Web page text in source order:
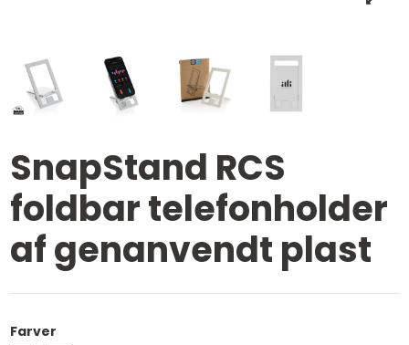
SnapStand RCS
foldbar telefonholder
af genanvendt plast
Farver